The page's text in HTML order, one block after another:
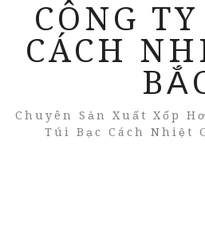
CÔNG
CÁCH
Chuyên Sản Xuất Xốp
Túi Bạc Cách Nhiệt